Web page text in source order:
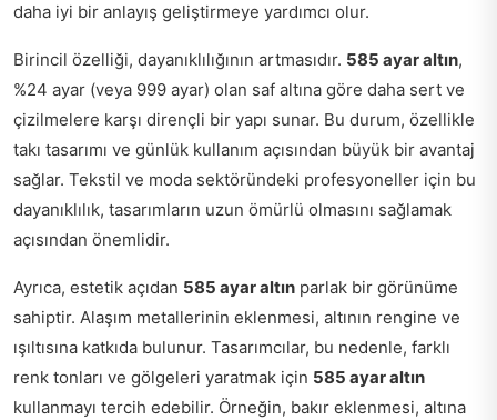
daha iyi bir anlayış geliştirmeye yardımcı olur.
Birincil özelliği, dayanıklılığının artmasıdır. 585 ayar altın,
%24 ayar (veya 999 ayar) olan saf altına göre daha sert ve
çizilmelere karşı dirençli bir yapı sunar. Bu durum, özellikle
takı tasarımı ve günlük kullanım açısından büyük bir avantaj
sağlar. Tekstil ve moda sektöründeki profesyoneller için bu
dayanıklılık, tasarımların uzun ömürlü olmasını sağlamak
açısından önemlidir.
Ayrıca, estetik açıdan 585 ayar altın parlak bir görünüme
sahiptir. Alaşım metallerinin eklenmesi, altının rengine ve
ışıltısına katkıda bulunur. Tasarımcılar, bu nedenle, farklı
renk tonları ve gölgeleri yaratmak için 585 ayar altın
kullanmayı tercih edebilir. Örneğin, bakır eklenmesi, altına